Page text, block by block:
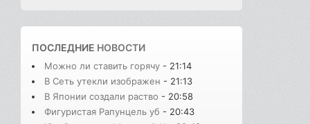
ПОСЛЕДНИЕ НОВОСТИ
Можно ли ставить горячу - 21:14
В Cеть утекли изображен - 21:13
В Японии создали раство - 20:58
Фигуристая Рапунцель уб - 20:43